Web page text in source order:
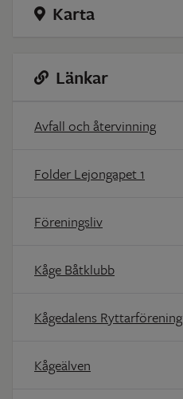
Karta
Länkar
Avfall och återvinning
Folder Lejongapet 1
Föreningsliv
Kåge Båtklubb
Kågedalens Ryttarförening
Kågeälven